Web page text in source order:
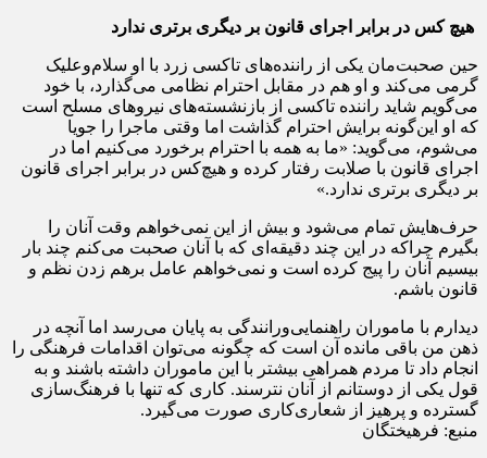
هیچ کس در برابر اجرای قانون بر دیگری برتری ندارد
حین صحبت‌مان یکی از راننده‌های تاکسی زرد با او سلام‌وعلیک
گرمی می‌کند و او هم در مقابل احترام نظامی می‌گذارد، با خود
می‌گویم شاید راننده تاکسی از بازنشسته‌های نیروهای مسلح است
که او این‌گونه برایش احترام گذاشت اما وقتی ماجرا را جویا
می‌شوم، می‌گوید: «ما به همه با احترام برخورد می‌کنیم اما در
اجرای قانون با صلابت رفتار کرده و هیچ‌کس در برابر اجرای قانون
بر دیگری برتری ندارد.»
حرف‌هایش تمام می‌شود و بیش از این نمی‌خواهم وقت آنان را
بگیرم چراکه در این چند دقیقه‌ای که با آنان صحبت می‌کنم چند بار
بیسیم آنان را پیج کرده است و نمی‌خواهم عامل برهم زدن نظم و
قانون باشم.
دیدارم با ماموران راهنمایی‌ورانندگی به پایان می‌رسد اما آنچه در
ذهن من باقی مانده آن است که چگونه می‌توان اقدامات فرهنگی را
انجام داد تا مردم همراهی بیشتر با این ماموران داشته باشند و به
قول یکی از دوستانم از آنان نترسند. کاری که تنها با فرهنگ‌سازی
گسترده و پرهیز از شعاری‌کاری صورت می‌گیرد.
منبع: فرهیختگان